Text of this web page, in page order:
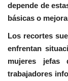
depende de
básicas o
Los recortes
enfrentan
mujeres jefas
trabajadores